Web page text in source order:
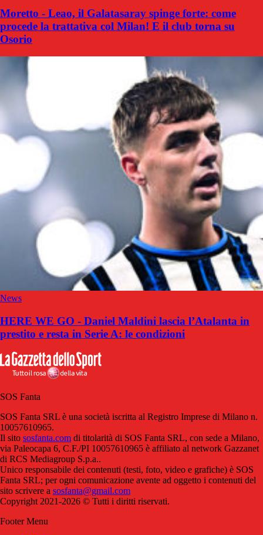
Moretto - Leao, il Galatasaray spinge forte: come
procede la trattativa col Milan! E il club torna su
Osorio
News
HERE WE GO - Daniel Maldini lascia l’Atalanta in
prestito e resta in Serie A: le condizioni
SOS Fanta
SOS Fanta SRL è una società iscritta al Registro Imprese di Milano n.
10057610965.
Il sito sosfanta.com di titolarità di SOS Fanta SRL, con sede a Milano,
via Paleocapa 6, C.F./PI 10057610965 è affiliato al network Gazzanet
di RCS Mediagroup S.p.a..
Unico responsabile dei contenuti (testi, foto, video e grafiche) è SOS
Fanta SRL; per ogni comunicazione avente ad oggetto i contenuti del
sito scrivere a sosfanta@gmail.com
Copyright 2021-2026 © Tutti i diritti riservati.
Footer Menu